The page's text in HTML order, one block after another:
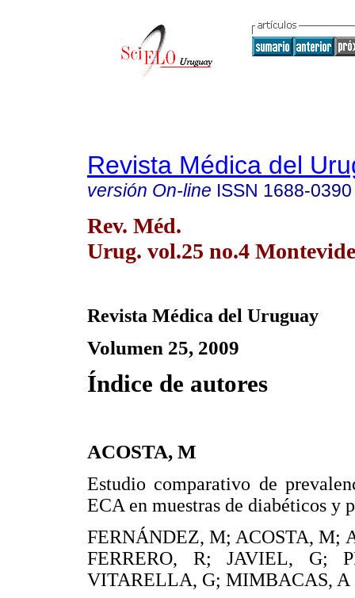
Revista Médica del
versión On-line ISSN 1688-0390
Rev. Méd.
Urug. vol.25 no.4
Revista Médica del Uruguay
Volumen 25, 2009
Índice de autores
ACOSTA, M
Estudio comparativo de
ECA en muestras de diabéticos y
FERNÁNDEZ, M; ACOSTA, M;
FERRERO, R; JAVIEL, G;
VITARELLA, G; MIMBACAS, A